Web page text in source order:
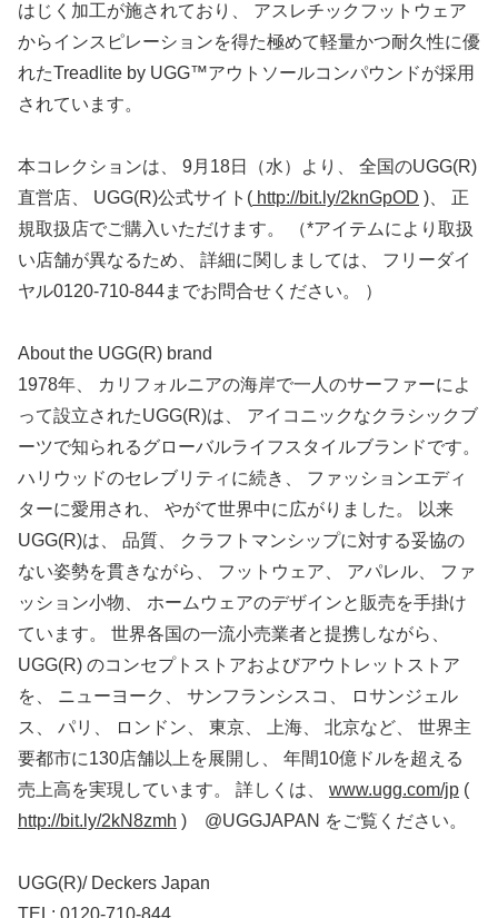
はじく加工が施されており、 アスレチックフットウェア
からインスピレーションを得た極めて軽量かつ耐久性に優
れたTreadlite by UGG™アウトソールコンパウンドが採用
されています。
本コレクションは、 9月18日（水）より、 全国のUGG(R)
直営店、 UGG(R)公式サイト( http://bit.ly/2knGpOD )、 正
規取扱店でご購入いただけます。 （*アイテムにより取扱
い店舗が異なるため、 詳細に関しましては、 フリーダイ
ヤル0120-710-844までお問合せください。 ）
About the UGG(R) brand
1978年、 カリフォルニアの海岸で一人のサーファーによ
って設立されたUGG(R)は、 アイコニックなクラシックブ
ーツで知られるグローバルライフスタイルブランドです。
ハリウッドのセレブリティに続き、 ファッションエディ
ターに愛用され、 やがて世界中に広がりました。 以来
UGG(R)は、 品質、 クラフトマンシップに対する妥協の
ない姿勢を貫きながら、 フットウェア、 アパレル、 ファ
ッション小物、 ホームウェアのデザインと販売を手掛け
ています。 世界各国の一流小売業者と提携しながら、
UGG(R) のコンセプトストアおよびアウトレットストア
を、 ニューヨーク、 サンフランシスコ、 ロサンジェル
ス、 パリ、 ロンドン、 東京、 上海、 北京など、 世界主
要都市に130店舗以上を展開し、 年間10億ドルを超える
売上高を実現しています。 詳しくは、 www.ugg.com/jp (
http://bit.ly/2kN8zmh ) @UGGJAPAN をご覧ください。
UGG(R)/ Deckers Japan